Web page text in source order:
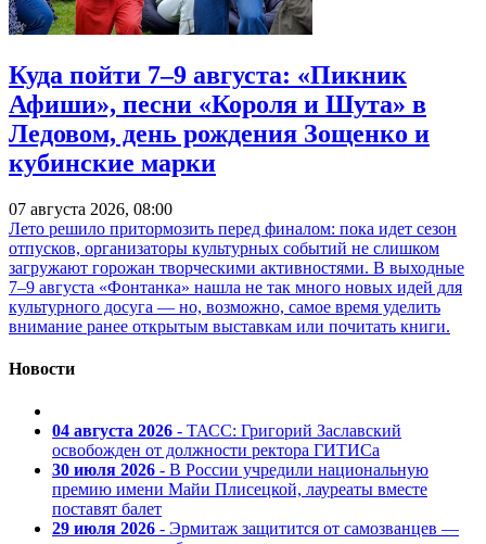
Куда пойти 7–9 августа: «Пикник
Афиши», песни «Короля и Шута» в
Ледовом, день рождения Зощенко и
кубинские марки
07 августа 2026, 08:00
Лето решило притормозить перед финалом: пока идет сезон
отпусков, организаторы культурных событий не слишком
загружают горожан творческими активностями. В выходные
7–9 августа «Фонтанка» нашла не так много новых идей для
культурного досуга — но, возможно, самое время уделить
внимание ранее открытым выставкам или почитать книги.
Новости
04 августа 2026 - ТАСС: Григорий Заславский
освобожден от должности ректора ГИТИСа
30 июля 2026 - В России учредили национальную
премию имени Майи Плисецкой, лауреаты вместе
поставят балет
29 июля 2026 - Эрмитаж защитится от самозванцев —